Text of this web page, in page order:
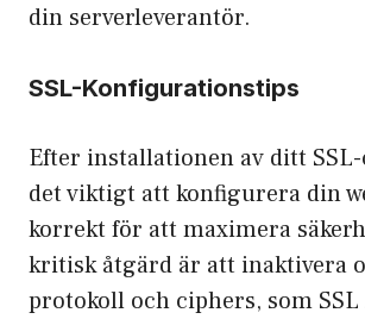
din serverleverantör.
SSL-Konfigurationstips
Efter installationen av ditt
det viktigt att konfigurera din
korrekt för att maximera
kritisk åtgärd är att inaktivera
protokoll och ciphers, som SSL